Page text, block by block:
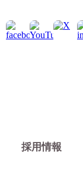
採用情報